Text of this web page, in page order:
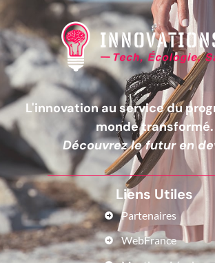
L'innovation au service du
monde transformé.
Découvrez le futur en
Liens Utiles
Partenaires
WebFrance